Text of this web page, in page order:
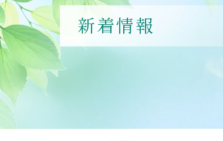
新着情報